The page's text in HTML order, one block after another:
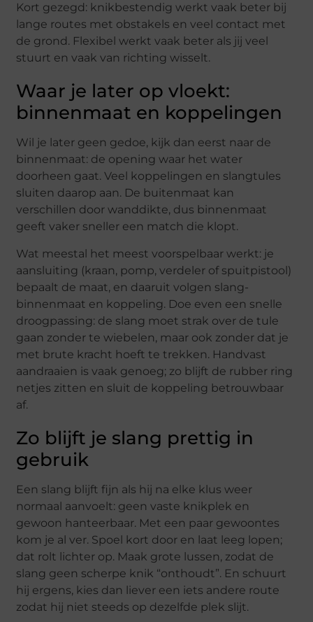
Kort gezegd: knikbestendig werkt vaak beter bij
lange routes met obstakels en veel contact met
de grond. Flexibel werkt vaak beter als jij veel
stuurt en vaak van richting wisselt.
Waar je later op vloekt:
binnenmaat en koppelingen
Wil je later geen gedoe, kijk dan eerst naar de
binnenmaat: de opening waar het water
doorheen gaat. Veel koppelingen en slangtules
sluiten daarop aan. De buitenmaat kan
verschillen door wanddikte, dus binnenmaat
geeft vaker sneller een match die klopt.
Wat meestal het meest voorspelbaar werkt: je
aansluiting (kraan, pomp, verdeler of spuitpistool)
bepaalt de maat, en daaruit volgen slang-
binnenmaat en koppeling. Doe even een snelle
droogpassing: de slang moet strak over de tule
gaan zonder te wiebelen, maar ook zonder dat je
met brute kracht hoeft te trekken. Handvast
aandraaien is vaak genoeg; zo blijft de rubber ring
netjes zitten en sluit de koppeling betrouwbaar
af.
Zo blijft je slang prettig in
gebruik
Een slang blijft fijn als hij na elke klus weer
normaal aanvoelt: geen vaste knikplek en
gewoon hanteerbaar. Met een paar gewoontes
kom je al ver. Spoel kort door en laat leeg lopen;
dat rolt lichter op. Maak grote lussen, zodat de
slang geen scherpe knik “onthoudt”. En schuurt
hij ergens, kies dan liever een iets andere route
zodat hij niet steeds op dezelfde plek slijt.